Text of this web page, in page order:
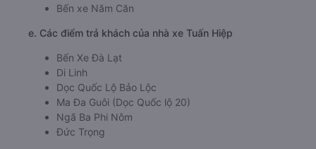
Bến xe Năm Căn
e. Các điểm trả khách của nhà xe Tuấn Hiệp
Bến Xe Đà Lạt
Di Linh
Dọc Quốc Lộ Bảo Lộc
Ma Đa Guôi (Dọc Quốc lộ 20)
Ngã Ba Phi Nôm
Đức Trọng